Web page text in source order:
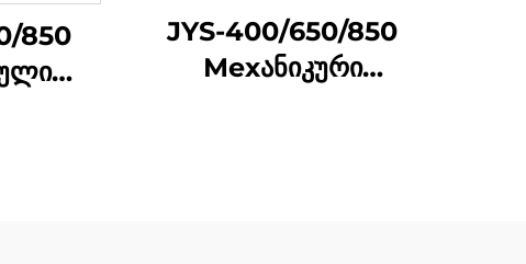
850
JYS-400/650/850
Мехანიკური